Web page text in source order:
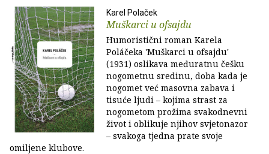
Karel Polaček
Muškarci u ofsajdu
Humoristični roman Karela
Poláčeka 'Muškarci u ofsajdu'
(1931) oslikava međuratnu češku
nogometnu sredinu, doba kada je
nogomet već masovna zabava i
tisuće ljudi – kojima strast za
nogometom prožima svakodnevni
život i oblikuje njihov svjetonazor
– svakoga tjedna prate svoje
omiljene klubove.